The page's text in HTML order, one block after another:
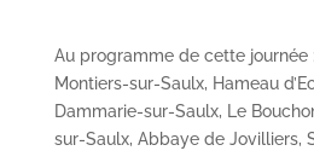
Au programme de cette journée
Montiers-sur-Saulx, Hameau
Dammarie-sur-Saulx, Le
sur-Saulx, Abbaye de Jovilliers,